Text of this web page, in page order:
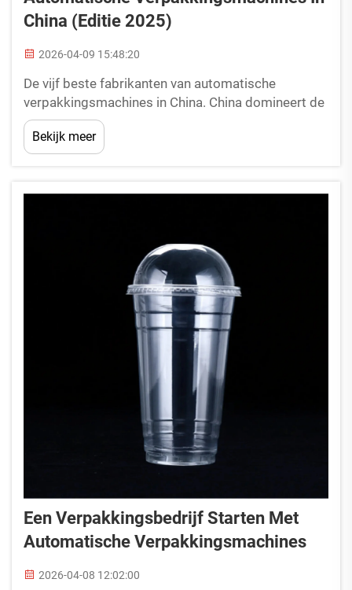
China (editie 2025)
2026-04-09 15:48:20
De vijf beste fabrikanten van automatische
verpakkingsmachines in China. China domineert de
wereldwijde verpakkingsmachinesector, met
diverse fabrikanten die baanbrekende innovaties
introduceren op het gebied van automatische
Drie van de vijf beste pr...
Bekijk meer
Een Verpakkingsbedrijf Starten Met
Automatische Verpakkingsmachines
2026-04-08 12:02:00